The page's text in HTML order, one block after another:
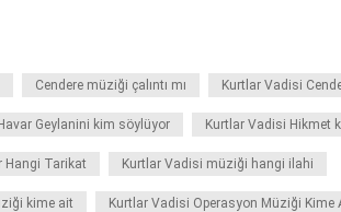
Cendere müziği çalıntı mı Kurtlar Vadisi
Geylanini kim söylüyor Kurtlar Vadisi Hikmet
Hangi Tarikat Kurtlar Vadisi müziği hangi ilahi
kime ait Kurtlar Vadisi Operasyon Müziği Kime